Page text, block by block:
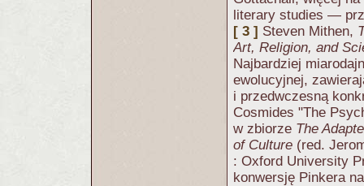
literary studies —
[ 3 ] Steven Mithen,
Art, Religion, and
Najbardziej
ewolucyjnej,
i przedwczesną
Cosmides "The
w zbiorze The
of Culture (red.
: Oxford University
konwersję Pinkera